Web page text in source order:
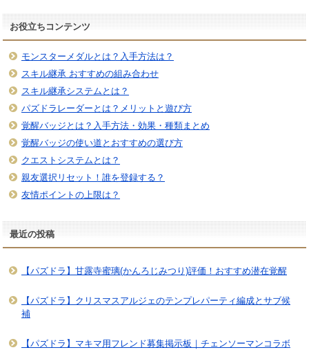
お役立ちコンテンツ
モンスターメダルとは？入手方法は？
スキル継承 おすすめの組み合わせ
スキル継承システムとは？
パズドラレーダーとは？メリットと遊び方
覚醒バッジとは？入手方法・効果・種類まとめ
覚醒バッジの使い道とおすすめの選び方
クエストシステムとは？
親友選択リセット！誰を登録する？
友情ポイントの上限は？
最近の投稿
【パズドラ】甘露寺蜜璃(かんろじみつり)評価！おすすめ潜在覚醒
【パズドラ】クリスマスアルジェのテンプレパーティ編成とサブ候
補
【パズドラ】マキマ用フレンド募集掲示板｜チェンソーマンコラボ